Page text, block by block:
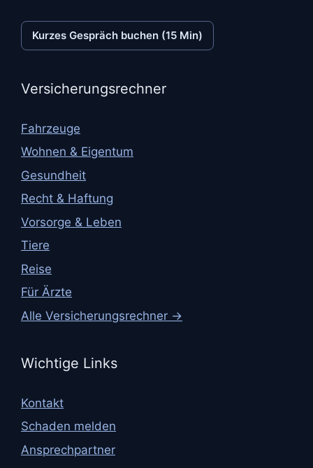
Kurzes Gespräch buchen (15 Min)
Versicherungsrechner
Fahrzeuge
Wohnen & Eigentum
Gesundheit
Recht & Haftung
Vorsorge & Leben
Tiere
Reise
Für Ärzte
Alle Versicherungsrechner →
Wichtige Links
Kontakt
Schaden melden
Ansprechpartner